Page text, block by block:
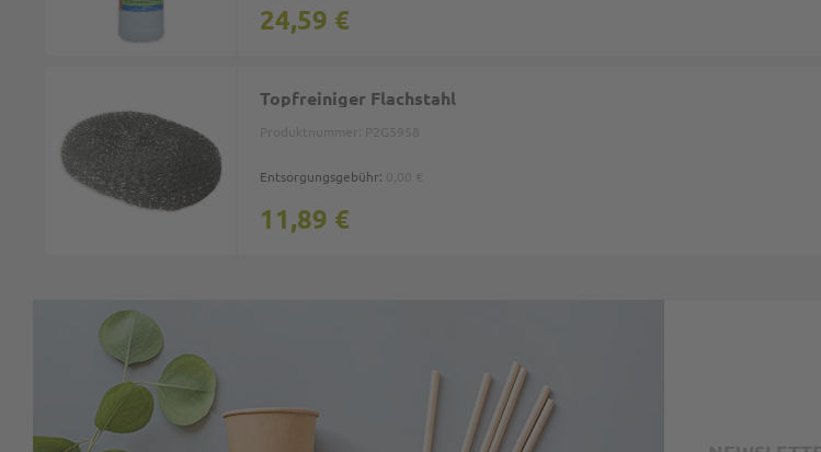
24,59 €
Topfreiniger Flachstahl
Entsorgungsgebühr:
11,89 €